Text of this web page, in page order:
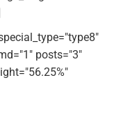
posts="3"